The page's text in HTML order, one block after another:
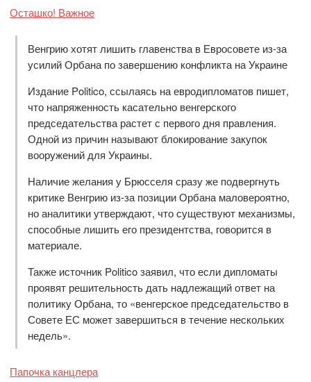
Осташко! Важное
Венгрию хотят лишить главенства в Евросовете из-за
усилий Орбана по завершению конфликта на Украине
Издание Politico, ссылаясь на евродипломатов пишет,
что напряженность касательно венгерского
председательства растет с первого дня правления.
Одной из причин называют блокирование закупок
вооружений для Украины.
Наличие желания у Брюсселя сразу же подвергнуть
критике Венгрию из-за позиции Орбана маловероятно,
но аналитики утверждают, что существуют механизмы,
способные лишить его президентства, говорится в
материале.
Также источник Politico заявил, что если дипломаты
проявят решительность дать надлежащий ответ на
политику Орбана, то «венгерское председательство в
Совете ЕС может завершиться в течение нескольких
недель».
Папочка канцлера